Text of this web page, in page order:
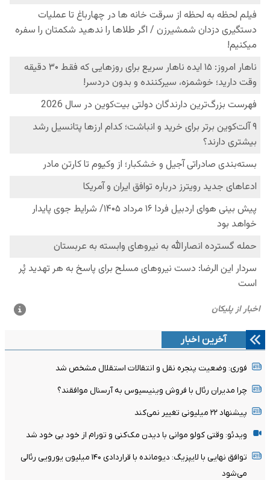
آخرین اخبار
فوری: وضعیت پنجره نقل و انتقالات استقلال مشخص شد
چرا مدیران رئال با فروش وینیسیوس به آرسنال موافقند؟
پیشنهاد ۲۲ میلیونی تغییر نمی‌کند
ویدئو: وقتی کولو موانی با دیدن مک‌کنی و تورام از خود بی خود شد
توافق نهایی با لایپزیگ: دیومانده با قراردادی ۱۴۰ میلیون یورویی رئالی
می‌شود